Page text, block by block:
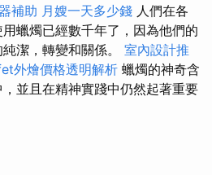
補助 月嫂一天多少錢 人們在各
蠟燭已經數千年了，因為他們的
潔，轉變和關係。 室內設計推
外燴價格透明解析 蠟燭的神奇含
並且在精神實踐中仍然起著重要